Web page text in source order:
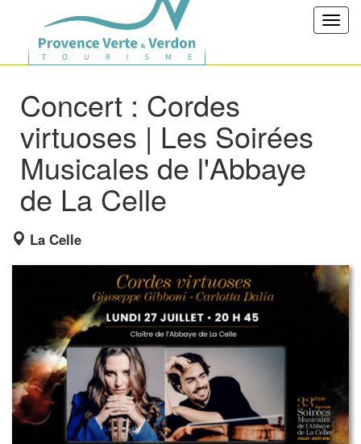
Concert : Cordes
virtuoses | Les Soirées
Musicales de l'Abbaye
de La Celle
La Celle